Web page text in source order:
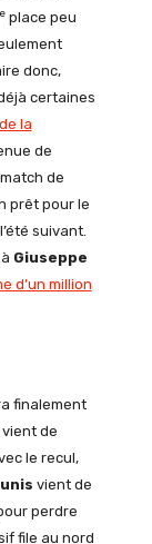
place peu
donc,
certaines
la
de
de
prêt pour le
suivant.
Giuseppe
d’un million
finalement
de
le recul,
vient de
perdre
file au nord